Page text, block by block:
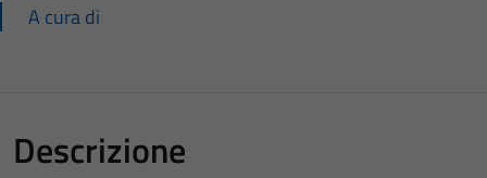
A cura di
Descrizione